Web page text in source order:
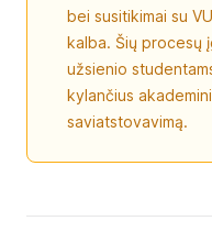
bei susitikimai su
kalba. Šių procesų
užsienio
kylančius
saviatstovavimą.